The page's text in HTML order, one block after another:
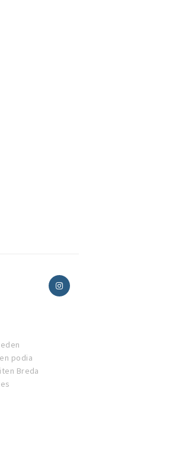
podia
Breda